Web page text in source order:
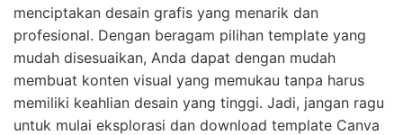
menciptakan desain grafis yang menarik dan
profesional. Dengan beragam pilihan template yang
mudah disesuaikan, Anda dapat dengan mudah
membuat konten visual yang memukau tanpa harus
memiliki keahlian desain yang tinggi. Jadi, jangan ragu
untuk mulai eksplorasi dan download template Canva